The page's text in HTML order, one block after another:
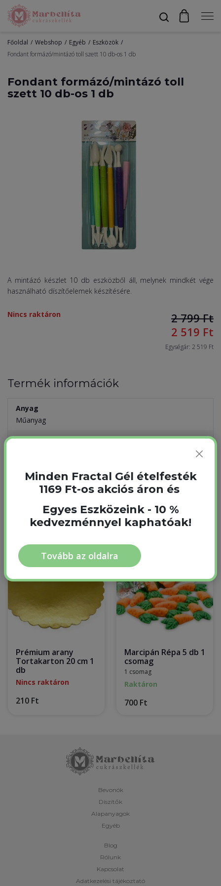
Bevonók
Profil
Főoldal Webshop Egyéb
Eszközök
Fondant formázó/mintázó toll szett 10 db-os 1 db
Fondant formázó/mintázó toll
szett 10 db-os 1 db
A mintázó készlet 10 db eszközből áll, melynek mindkét vége
használható díszítőelemek készítésére.
2 799Ft
2 519 Ft
Egységár: 2 519 Ft
Nincs raktáron
Termék információk
Anyag
Műanyag
Szín
Méret
16,5 cm
Gyakran együtt vásárolják
Prémium arany
Tortakarton 20 cm 1
db
Nincs raktáron
210 Ft
Marcipán Répa 5 db 1
csomag
1 csomag
Raktáron
700 Ft
Minden Fractal Gél ételfesték
1169 Ft-os akciós áron és
Egyes Eszközeink - 10 %
kedvezménnyel kaphatóak!
Tovább az oldalra
Bevonók
Díszítők
Alapanyagok
Egyéb
Blog
Rólunk
Kapcsolat
Adatkezelési tájékoztató